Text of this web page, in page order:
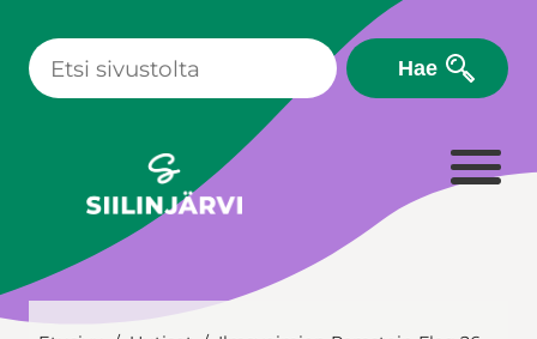
sisältöön
Hae